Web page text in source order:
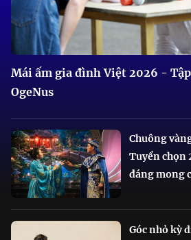
Mái ấm gia đình Việt 2026 -
OgeNus
Chuông
Tuyển chọn
đáng mong
Góc nhỏ kỳ